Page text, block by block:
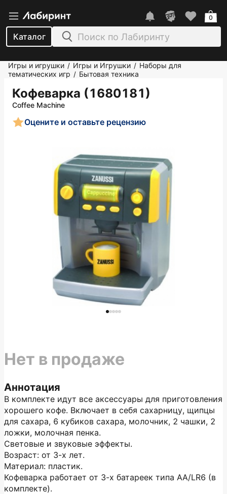
Каталог
0
Игры и игрушки / Игры и Игрушки / Наборы для
тематических игр / Бытовая техника
Кофеварка (1680181)
Coffee Machine
Оцените и оставьте рецензию
Аннотация
В комплекте идут все аксессуары для приготовления
хорошего кофе. Включает в себя сахарницу, щипцы
для сахара, 6 кубиков сахара, молочник, 2 чашки, 2
ложки, молочная пенка.
Световые и звуковые эффекты.
Возраст: от 3-х лет.
Материал: пластик.
Кофеварка работает от 3-х батареек типа AА/LR6 (в
комплекте).
Нет в продаже